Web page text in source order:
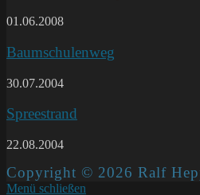
01.06.2008
Baumschulenweg
30.07.2004
Spreestrand
22.08.2004
Copyright © 2026 Ralf
Menü schließen